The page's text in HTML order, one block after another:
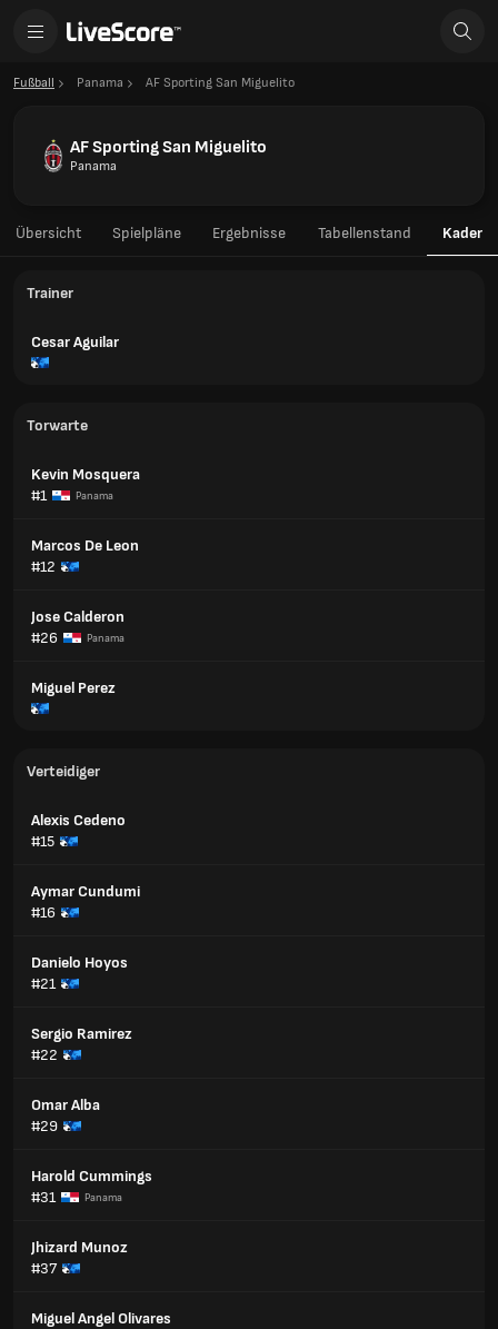
Fußball Panama AF Sporting San Miguelito
AF Sporting San Miguelito
Panama
Übersicht Spielpläne Ergebnisse Tabellenstand Kader
Trainer
Cesar Aguilar
Torwarte
Kevin Mosquera
#1
Panama
Marcos De Leon
#12
Jose Calderon
#26
Panama
Miguel Perez
Verteidiger
Alexis Cedeno
#15
Aymar Cundumi
#16
Danielo Hoyos
#21
Sergio Ramirez
#22
Omar Alba
#29
Harold Cummings
#31
Panama
Jhizard Munoz
#37
Miguel Angel Olivares